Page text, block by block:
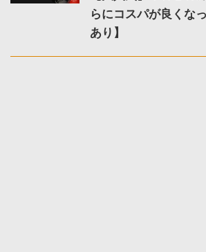
らにコスパが良くな
あり】